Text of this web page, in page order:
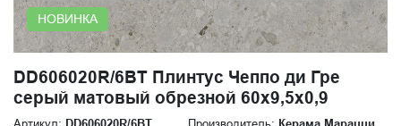
НОВИНКА
DD606020R/6BT Плинтус Чеппо ди Гре
серый матовый обрезной 60x9,5x0,9